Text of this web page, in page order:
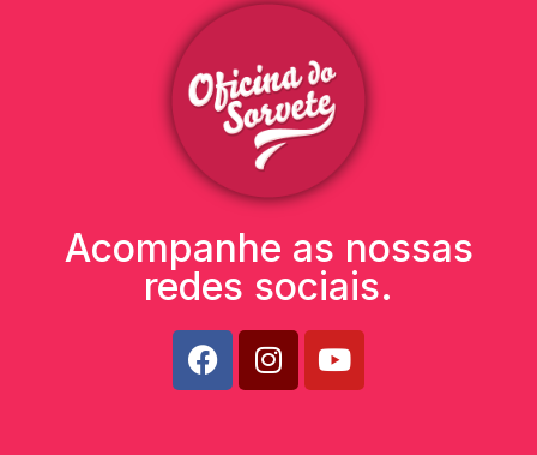
Acompanhe as nossas
redes sociais.